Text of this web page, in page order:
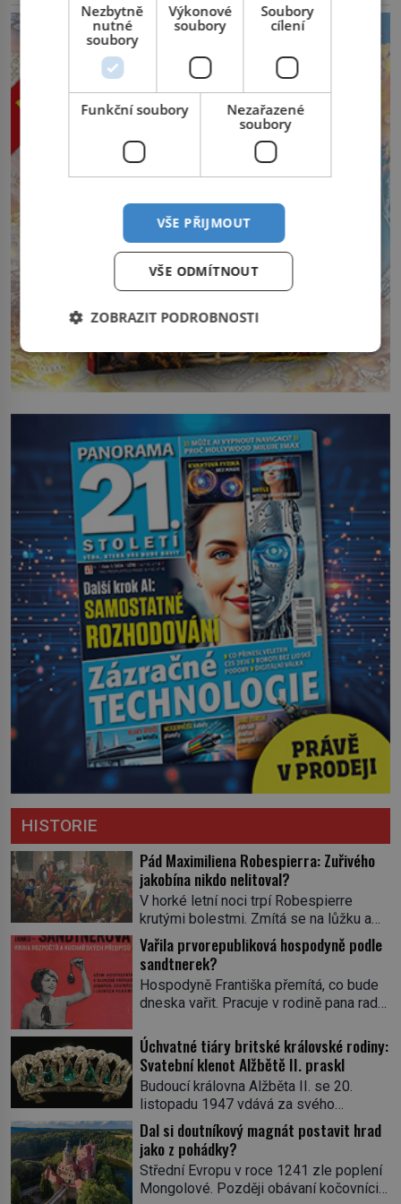
HISTORIE
Pád Maximiliena Robespierra: Zuřivého
jakobína nikdo nelitoval?
V horké letní noci trpí Robespierre
krutými bolestmi. Zmítá se na lůžku a
hlavou mu víří kolotoč myšlenek. Když
se probere z mdlob, vzpomene si na
jednu z pařížských jasnovidek, kterou
před lety navštívil. Prorokovala mu
tragický osud. Tehdy se jí vysmál.
prohlásil o něm jiný významný
francouzský revolucionář, Honoré de
Mirabeau […]
Vařila prvorepubliková hospodyně podle
sandtnerek?
Hospodyně Františka přemítá, co bude
dneska vařit. Pracuje v rodině pana rady
rychle v jedné ze „sandtnerek“.
„Zaplaťpánbůh, že už nemusíme chodit
s lístky,“ povzdechne si směrem ke
služce, kterou má v kuchyni k ruce.
Ještě v prvních letech nové republiky
fungoval kvůli nedostatku zboží
přídělový systém. […]
Úchvatné tiáry britské královské rodiny:
Svatební klenot Alžbětě II. praskl
Budoucí královna Alžběta II. se 20.
listopadu 1947 vdává za svého
vyvoleného Filipa Mountbattena. Aby
měla na obřad ve Westminsteru podle
tradice „něco vypůjčeného“, její matka jí
věnuje jedinečný šperk ze své
soukromé kolekce – diamantovou tiáru
Dal si doutníkový magnát postavit hrad
jako z pohádky?
Střední Evropu v roce 1241 zle poplení
Mongolové. Později obávaní kočovníci
Nezbytně
nutné
soubory
Výkonové
soubory
Soubory
cílení
Funkční soubory
Nezařazené
soubory
VŠE PŘIJMOUT
VŠE ODMÍTNOUT
ZOBRAZIT PODROBNOSTI